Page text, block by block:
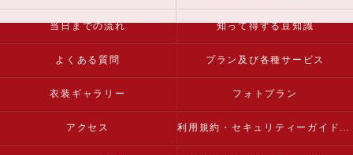
当日までの流れ 知って得する豆知識
よくある質問 プラン及び各種サービス
衣装ギャラリー フォトプラン
アクセス 利用規約・セキュリティーガイドライン